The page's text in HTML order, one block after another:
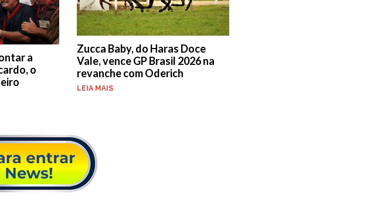
a
o
Zucca Baby, do Haras Doce
Vale, vence GP Brasil 2026 na
revanche com Oderich
LEIA MAIS